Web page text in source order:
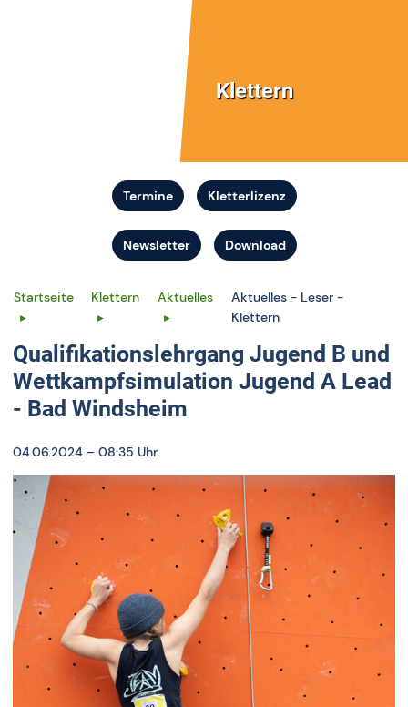
Klettern
Termine Kletterlizenz
Newsletter Download
Startseite Klettern Aktuelles
Aktuelles - Leser -
Klettern
Qualifikationslehrgang Jugend B und
Wettkampfsimulation Jugend A Lead
- Bad Windsheim
04.06.2024 – 08:35 Uhr